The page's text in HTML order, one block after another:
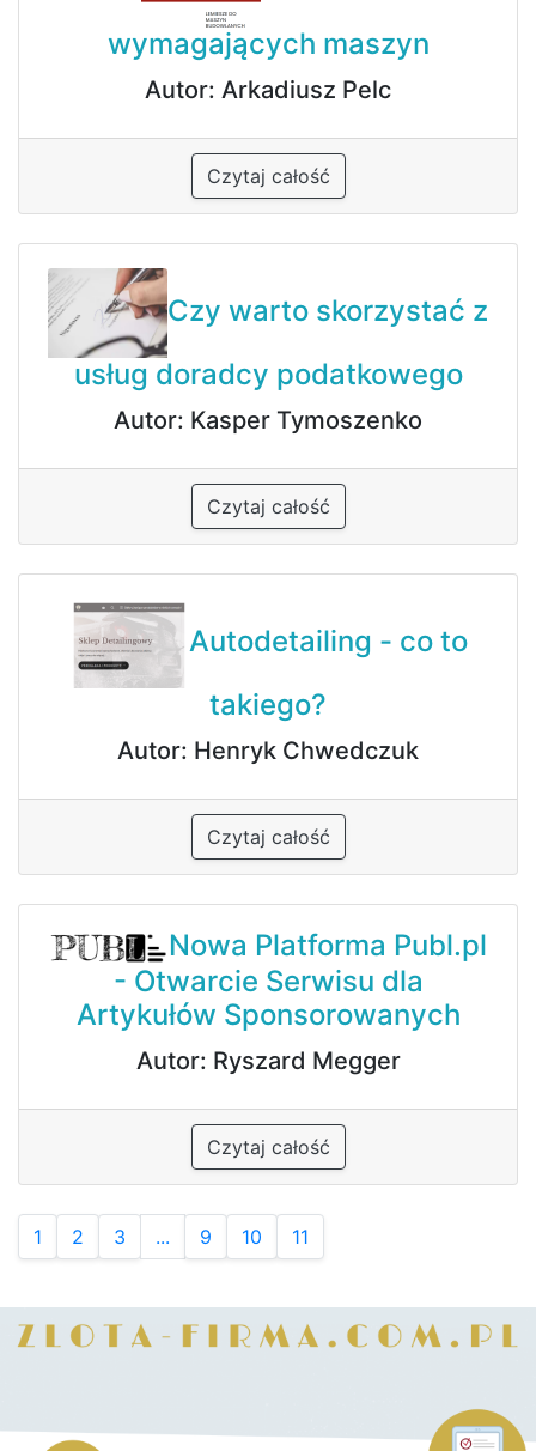
wymagających maszyn
Autor: Arkadiusz Pelc
Czytaj całość
Czy warto skorzystać z
usług doradcy podatkowego
Autor: Kasper Tymoszenko
Czytaj całość
Autodetailing - co to
takiego?
Autor: Henryk Chwedczuk
Czytaj całość
Nowa Platforma Publ.pl
- Otwarcie Serwisu dla
Artykułów Sponsorowanych
Autor: Ryszard Megger
Czytaj całość
1 2 3 ... 9 10 11